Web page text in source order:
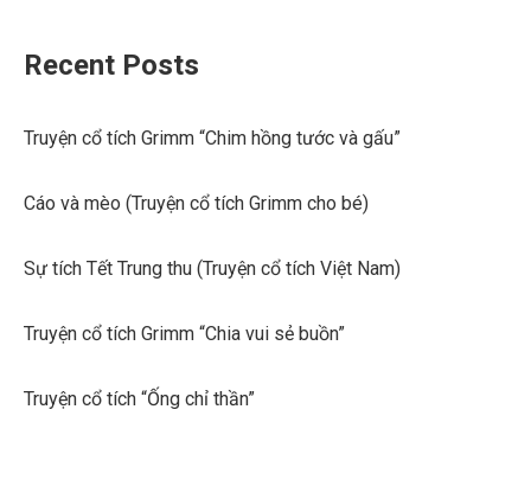
Recent Posts
Truyện cổ tích Grimm “Chim hồng tước và gấu”
Cáo và mèo (Truyện cổ tích Grimm cho bé)
Sự tích Tết Trung thu (Truyện cổ tích Việt Nam)
Truyện cổ tích Grimm “Chia vui sẻ buồn”
Truyện cổ tích “Ống chỉ thần”